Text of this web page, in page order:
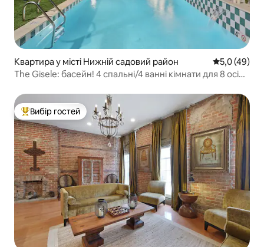
Квартира у місті Нижній садовий район Середня
5,0 (49)
The Gisele: басейн! 4 спальні/4 ванні кімнати для 8 осіб |
Топ вибір гостей
Вибір гостей